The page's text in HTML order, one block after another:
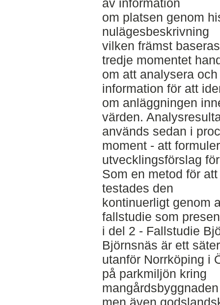
av information
om platsen genom
nulägesbeskrivning
vilken främst
tredje momentet
om att analysera
information för att
om anläggningen
värden.
används sedan i
moment - att
utvecklingsförslag
Som en metod för
testades den
kontinuerligt genom
fallstudie som
i del 2 - Fallstudie
Björnsnäs är ett
utanför Norrköping i
på parkmiljön kring
men även